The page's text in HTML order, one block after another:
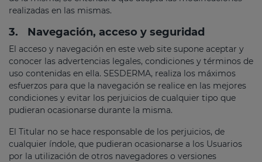
realizadas en las mismas.
3. Navegación, acceso y seguridad
El acceso y navegación en este web site supone aceptar y
conocer las advertencias legales, condiciones y términos de
uso contenidas en ella. SESDERMA, realiza los máximos
esfuerzos para que la navegación se realice en las mejores
condiciones y evitar los perjuicios de cualquier tipo que
pudieran ocasionarse durante la misma.
El Titular no se hace responsable de los perjuicios, de
cualquier índole, que pudieran ocasionarse a los Usuarios
por la utilización de otros navegadores o versiones